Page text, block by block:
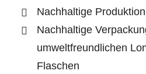
Nachhaltige
Nachhaltige
umweltfreundlichen
Flaschen